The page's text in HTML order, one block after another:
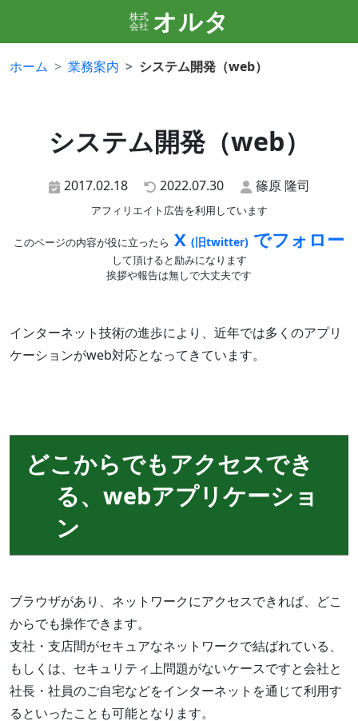
株式
会社 オルタ
ホーム 業務案内 システム開発（web）
システム開発（web）
2017.02.18 2022.07.30 篠原 隆司
アフィリエイト広告を利用しています
このページの内容が役に立ったら X (旧twitter) でフォロー
して頂けると励みになります
挨拶や報告は無しで大丈夫です
インターネット技術の進歩により、近年では多くのアプリ
ケーションがweb対応となってきています。
どこからでもアクセスでき
る、webアプリケーショ
ン
ブラウザがあり、ネットワークにアクセスできれば、どこ
からでも操作できます。
支社・支店間がセキュアなネットワークで結ばれている、
もしくは、セキュリティ上問題がないケースですと会社と
社長・社員のご自宅などをインターネットを通じて利用す
るといったことも可能となります。